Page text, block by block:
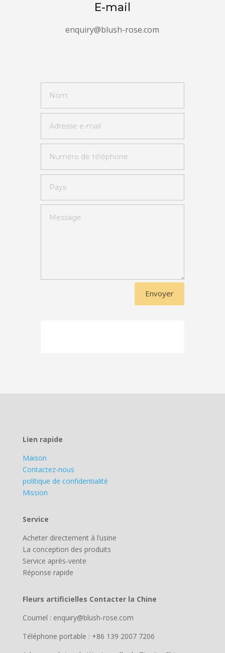
E-mail
enquiry@blush-rose.com
Envoyer
Lien rapide
Maison
Contactez-nous
politique de confidentialité
Mission
Service
Acheter directement à l’usine
La conception des produits
Service après-vente
Réponse rapide
Fleurs artificielles Contacter la Chine
Courriel : enquiry@blush-rose.com
Téléphone portable : +86 139 2007 7206